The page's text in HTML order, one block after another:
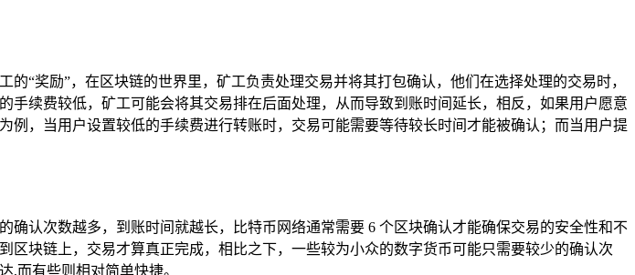
“奖励”，在区块链的世界里，矿工负责处理交易并将其打包确认，他们在选择处理的交易时，
续费较低，矿工可能会将其交易排在后面处理，从而导致到账时间延长，相反，如果用户愿意
，当用户设置较低的手续费进行转账时，交易可能需要等待较长时间才能被确认；而当用户提
认次数越多，到账时间就越长，比特币网络通常需要 6 个区块确认才能确保交易的安全性和不
块链上，交易才算真正完成，相比之下，一些较为小众的数字货币可能只需要较少的确认次
,而有些则相对简单快捷。